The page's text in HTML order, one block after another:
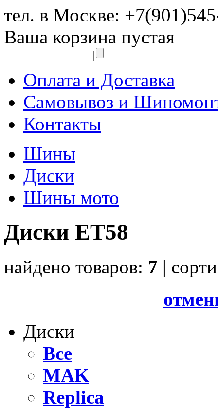
тел. в Москве:
Ваша корзина пустая
Оплата и Доставка
Самовывоз и
Контакты
Шины
Диски
Шины мото
Диски ET58
найдено товаров: 7 |
Диски
Все
MAK
Replica